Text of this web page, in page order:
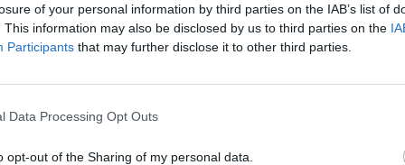
of your personal information by third parties on the IAB’s list of
This information may also be disclosed by us to third parties on the
Participants that may further disclose it to other third parties.
Data Processing Opt Outs
opt-out of the Sharing of my personal data.
Na ulico je pozvala vse delavce, prekarce in
orožja, ampak je bolj prefinjen, podtalen,